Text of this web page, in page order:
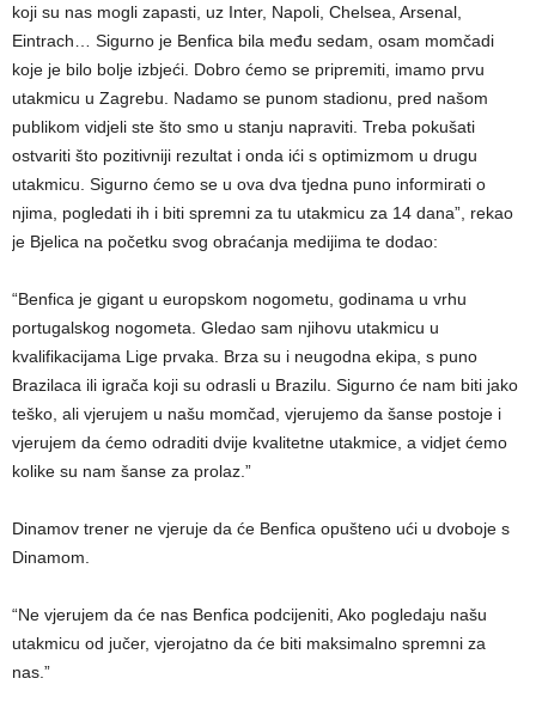
koji su nas mogli zapasti, uz Inter, Napoli, Chelsea, Arsenal,
Eintrach… Sigurno je Benfica bila među sedam, osam momčadi
koje je bilo bolje izbjeći. Dobro ćemo se pripremiti, imamo prvu
utakmicu u Zagrebu. Nadamo se punom stadionu, pred našom
publikom vidjeli ste što smo u stanju napraviti. Treba pokušati
ostvariti što pozitivniji rezultat i onda ići s optimizmom u drugu
utakmicu. Sigurno ćemo se u ova dva tjedna puno informirati o
njima, pogledati ih i biti spremni za tu utakmicu za 14 dana”, rekao
je Bjelica na početku svog obraćanja medijima te dodao:
“Benfica je gigant u europskom nogometu, godinama u vrhu
portugalskog nogometa. Gledao sam njihovu utakmicu u
kvalifikacijama Lige prvaka. Brza su i neugodna ekipa, s puno
Brazilaca ili igrača koji su odrasli u Brazilu. Sigurno će nam biti jako
teško, ali vjerujem u našu momčad, vjerujemo da šanse postoje i
vjerujem da ćemo odraditi dvije kvalitetne utakmice, a vidjet ćemo
kolike su nam šanse za prolaz.”
Dinamov trener ne vjeruje da će Benfica opušteno ući u dvoboje s
Dinamom.
“Ne vjerujem da će nas Benfica podcijeniti, Ako pogledaju našu
utakmicu od jučer, vjerojatno da će biti maksimalno spremni za
nas.”